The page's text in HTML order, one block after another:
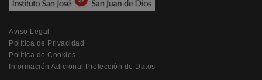
Aviso Legal
Política de Privacidad
Política de Cookies
Información Adicional Protección de Datos